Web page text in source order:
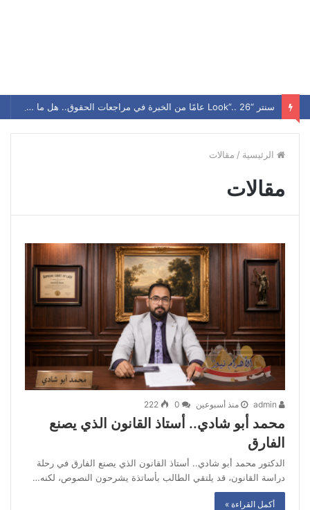
سنتر “Look”.. 26 عامًا من الخبرة في مراجعات الحقوق.. هل ما زال يحافظ على مكانته بين الطلاب؟
الرئيسية / مقالات
مقالات
منذ أسبوعين 222
محمد أبو شادي.. أستاذ القانون الذي يصنع
الفارق
الدكتور محمد أبو شادي.. أستاذ القانون الذي يصنع الفارق في رحلة
دراسة القانون، قد يلتقي الطالب بأساتذة يشرحون النصوص، لكنه…
أكمل القراءة »